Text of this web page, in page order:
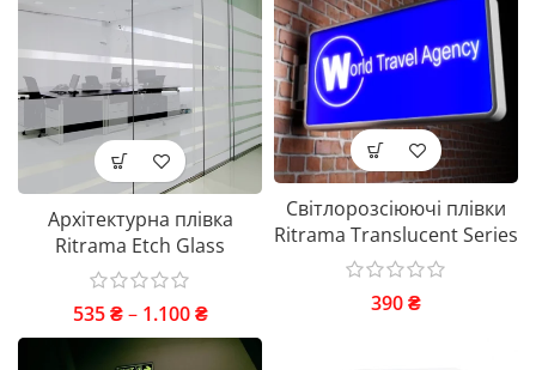
Архітектурна плівка
Ritrama Etch Glass
535₴ – 1.100₴
Світлорозсіюючі плівки
Ritrama Translucent Series
390₴